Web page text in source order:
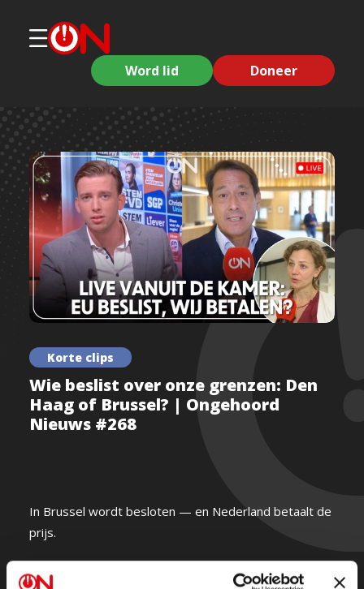
Word lid Doneer
Korte clips
Wie beslist over onze grenzen: Den
Haag of Brussel? | Ongehoord
Nieuws #268
In Brussel wordt besloten — en Nederland betaalt de
prijs.
Voorafgaand aan het debat over de EU-top vroegen